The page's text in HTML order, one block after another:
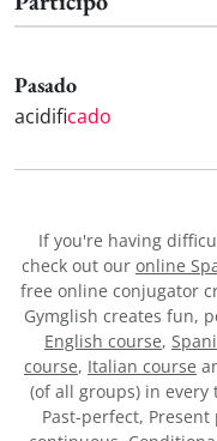
Pasado
acidificado
If you're having
check out our online
free online conjugator
Gymglish creates fun,
English course,
course, Italian course
(of all groups) in every
Past-perfect,